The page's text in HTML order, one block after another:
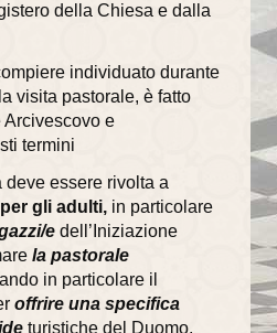
della Chiesa e dalla
individuato durante
visita pastorale, è fatto
e
termini
deve essere rivolta a
gli adulti, in particolare
e dell’Iniziazione
la pastorale
in particolare il
offrire una specifica
turistiche del Duomo,